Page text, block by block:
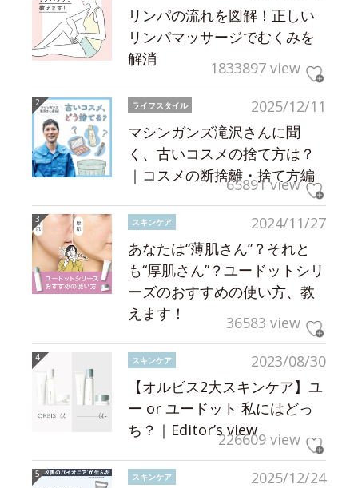
リンパの流れを図解！正しい
リンパマッサージでむくみを
解消
1833897 view
2025/12/11
ライフスタイル
マシンガンズ滝沢さんに聞
く、古いコスメの捨て方は？
｜コスメの断捨離・捨て方編
65891 view
2024/11/27
スキンケア
あなたは“薄肌さん”？それと
も“厚肌さん”？ユードットシリ
ーズのおすすめの使い方、教
えます！
36583 view
2023/08/30
スキンケア
【オルビス2大スキンケア】ユ
ー or ユードット 私にはどっ
ち？｜Editor’s view226609 view
2025/12/24
スキンケア